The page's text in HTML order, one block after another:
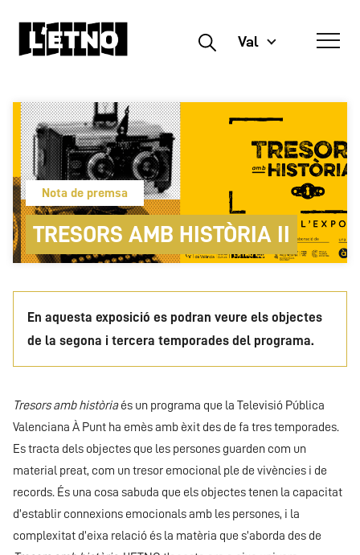
Buscar Val
Nota de premsa
TRESORS AMB HISTÒRIA II
En aquesta exposició es podran veure els objectes
de la segona i tercera temporades del programa.
Tresors amb històriaés un programa que la Televisió Pública
Valenciana À Punt ha emès amb èxit des de fa tres temporades.
Es tracta dels objectes que les persones guarden com un
material preat, com un tresor emocional ple de vivències i de
records. És una cosa sabuda que els objectes tenen la capacitat
d’establir connexions emocionals amb les persones, i la
complexitat d’eixa relació és la matèria que s’aborda des de